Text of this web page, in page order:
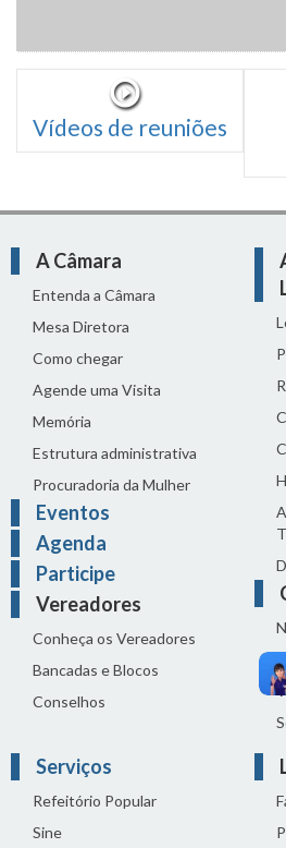
Vídeos de reuniões
A Câmara
Entenda a Câmara
Mesa Diretora
Como chegar
Agende uma Visita
Memória
Estrutura administrativa
Procuradoria da Mulher
Eventos
Agenda
Participe
Vereadores
Conheça os Vereadores
Bancadas e Blocos
Conselhos
Serviços
Refeitório Popular
Sine